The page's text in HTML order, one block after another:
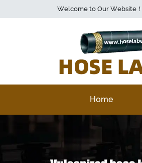
Welcome to Our Website！
Home